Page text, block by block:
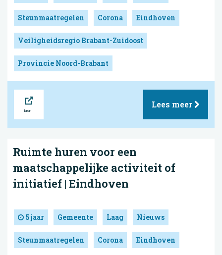
Steunmaatregelen Corona Eindhoven
Veiligheidsregio Brabant-Zuidoost
Provincie Noord-Brabant
Lees meer
Ruimte huren voor een
maatschappelijke activiteit of
initiatief | Eindhoven
5 jaar Gemeente Laag Nieuws
Steunmaatregelen Corona Eindhoven